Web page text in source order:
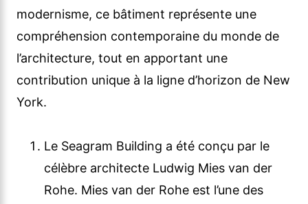
modernisme, ce bâtiment représente une
compréhension contemporaine du monde de
l’architecture, tout en apportant une
contribution unique à la ligne d’horizon de New
York.
Le Seagram Building a été conçu par le
célèbre architecte Ludwig Mies van der
Rohe. Mies van der Rohe est l’une des